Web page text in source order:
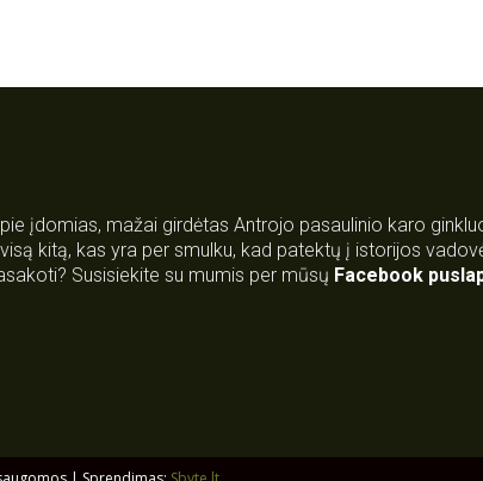
įdomias, mažai girdėtas Antrojo pasaulinio karo
kitą, kas yra per smulku, kad patektų į istorijos
Susisiekite su mumis per mūsų Facebook